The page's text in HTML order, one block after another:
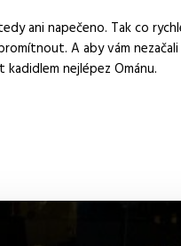
ani napečeno. Tak co
A aby vám nezačali
nejlépez Ománu.